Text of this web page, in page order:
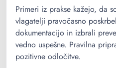
Primeri iz prakse kažejo, da
vlagatelji pravočasno
dokumentacijo in izbrali
vedno uspešne. Pravilna
pozitivne odločitve.